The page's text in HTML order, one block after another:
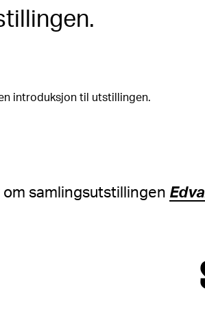
introduksjon til utstillingen.
om samlingsutstillingen